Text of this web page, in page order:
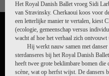
Het Royal Danish Ballet vroeg Sidi
van Stravinsky. Cherkaoui koos voor
een letterlijke manier te vertalen, kiest
(ecologie, gemeenschap versus
wacht af hoe het verhaal zich ontvouwt
Hij werkt nauw samen met
sterdanseres bij het Royal Danish
heeft twee grote beklimbare bomen
scène, wat op herfst wijst. De dansers